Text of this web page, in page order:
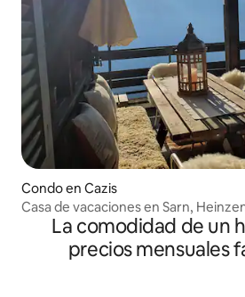
Condo en Cazis
Casa de vacaciones en Sarn,
La comodidad de un
precios mensuales